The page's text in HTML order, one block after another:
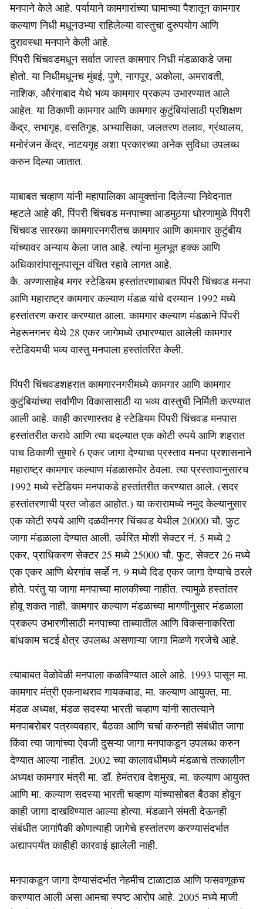
मनपाने केले आहे. पर्यायाने कामगारांच्या घामाच्या पैशातून कामगार
कल्याण निधी मधूनउभ्या राहिलेल्या वास्तुचा दुरुपयोग आणि
दुरावस्था मनपाने केली आहे.
पिंपरी चिंचवडमधून सर्वात जास्त कामगार निधी मंडळाकडे जमा
होतो. या निधीमधूनच मुंबई, पुणे, नागपूर, अकोला, अमरावती,
नाशिक, औरंगाबाद येथे भव्य कामगार प्रकल्प उभारण्यात आले
आहेत. या ठिकाणी कामगार आणि कामगार कुटुंबियांसाठी प्रशिक्षण
केंद्र, सभागृह, वसतिगृह, अभ्यासिका, जलतरण तलाव, ग्रंथालय,
मनोरंजन केंद्र, नाटयगृह अशा प्रकारच्या अनेक सुविधा उपलब्ध
करुन दिल्या जातात.
याबाबत चव्हाण यांनी महापालिका आयुक्तांना दिलेल्या निवेदनात
म्हटले आहे की, पिंपरी चिंचवड मनपाच्या आडमुठया धोरणामुळे पिंपरी
चिंचवड सारख्या कामगारनगरीतच कामगार आणि कामगार कुटुंबीय
यांच्यावर अन्याय केला जात आहे. त्यांना मुलभूत हक्क आणि
अधिकारांपासूनपासून वंचित रहावे लागत आहे.
कै. अण्णासाहेब मगर स्टेडियम हस्तांतरणाबाबत पिंपरी चिंचवड मनपा
आणि महाराष्ट्र कामगार कल्याण मंडळ यांचे दरम्यान 1992 मध्ये
हस्तांतरण करार करण्यात आला. कामगार कल्याण मंडळाने पिंपरी
नेहरूनगनर येथे 28 एकर जागेमध्ये उभारण्यात आलेली कामगार
स्टेडियमची भव्य वास्तु मनपाला हस्तांतरित केली.
पिंपरी चिंचवडशहरात कामगारनगरीमध्ये कामगार आणि कामगार
कुटुंबियांच्या सर्वांगीण विकासासाठी या भव्य वास्तुची निर्मिती करण्यात
आली आहे. काही कारणास्तव हे स्टेडियम पिंपरी चिंचवड मनपास
हस्तांतरीत करावे आणि त्या बदल्यात एक कोटी रुपये आणि शहरात
पाच ठिकाणी सुमारे 6 एकर जागा देण्याचा प्रस्ताव मनपा प्रशासनाने
महाराष्ट्र कामगार कल्याण मंडळासमोर ठेवला. त्या प्रस्तावानुसारच
1992 मध्ये स्टेडियम मनपाकडे हस्तांतरीत करण्यात आले. (सदर
हस्तांतरणाची प्रत जोडत आहोत.) या करारामध्ये नमुद केल्यानुसार
एक कोटी रुपये आणि दळवीनगर चिंचवड येथील 20000 चौ. फुट
जागा मंडळाला देण्यात आली. उर्वरित मोशी सेक्टर नं. 5 मध्ये 2
एकर, प्राधिकरण सेक्टर 25 मध्ये 25000 चौ. फुट, सेक्टर 26 मध्ये
एक एकर आणि थेरगांव सर्व्हे न. 9 मध्ये दिड एकर जागा देण्याचे ठरले
होते. परंतु या जागा मनपाच्या मालकीच्या नाहीत. त्यामुळे हस्तांतर
होवू शकत नाही. कामगार कल्याण मंडळाच्या मागणीनुसार मंडळाला
प्रकल्प उभारणीसाठी मनपाच्या ताब्यातील आणि विकसनाकरिता
बांधकाम चटई क्षेत्र उपलब्ध असणाऱ्या जागा मिळणे गरजेचे आहे.
त्याबाबत वेळोवेळी मनपाला कळविण्यात आले आहे. 1993 पासून मा.
कामगार मंत्री एकनाथराव गायकवाड, मा. कल्याण आयुक्‍त, मा.
मंडळ अध्यक्ष, मंडळ सदस्या भारती चव्हाण यांनी सातत्याने
मनपाबरोबर पत्रव्यवहार, बैठका आणि चर्चा करुनही संबंधीत जागा
किंवा त्या जागांच्या ऐवजी दुसऱ्या जागा मनपाकडून उपलब्ध करुन
देण्यात आल्या नाहीत. 2002 च्या कालावधीमध्ये मंडळाचे तत्कालीन
अध्यक्ष कामगार मंत्री मा. डॉ. हेमंतराव देशमुख, मा. कल्याण आयुक्‍त
आणि मा. कल्याण सदस्या भारती चव्हाण यांच्यासोबत बैठका होवून
काही जागा दाखविण्यात आल्या होत्या. मंडळाने संमती देऊनही
संबंधीत जागांपैकी कोणत्याही जागेचे हस्तांतरण करण्यासंदर्भात
अद्यापपर्यंत काहीही कारवाई झालेली नाही.
मनपाकडून जागा देण्यासंदर्भात नेहमीच टाळाटाळ आणि फसवणूकच
करण्यात आली असा आमचा स्पष्ट आरोप आहे. 2005 मध्ये माजी